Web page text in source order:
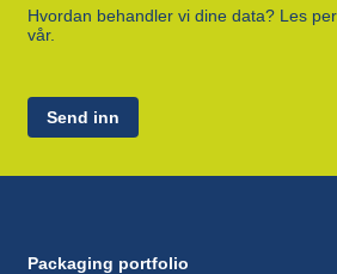
Hvordan behandler vi dine data? Les
vår.
Send inn
Packaging portfolio